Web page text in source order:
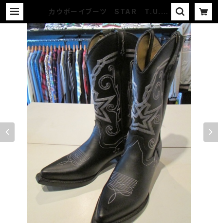
カウボーイブーツ STAR T.U.K.
RE